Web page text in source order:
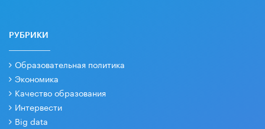
РУБРИКИ
Образовательная политика
Экономика
Качество образования
Интервести
Big data